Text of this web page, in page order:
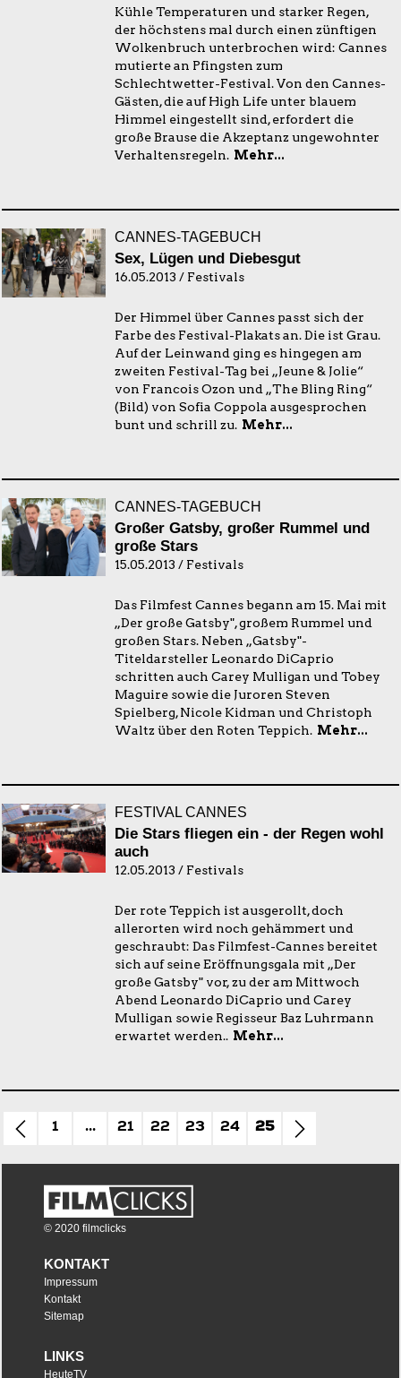
Kühle Temperaturen und starker Regen,
der höchstens mal durch einen zünftigen
Wolkenbruch unterbrochen wird: Cannes
mutierte an Pfingsten zum
Schlechtwetter-Festival. Von den Cannes-
Gästen, die auf High Life unter blauem
Himmel eingestellt sind, erfordert die
große Brause die Akzeptanz ungewohnter
Verhaltensregeln. Mehr...
CANNES-TAGEBUCH
Sex, Lügen und Diebesgut
16.05.2013 / Festivals
Der Himmel über Cannes passt sich der
Farbe des Festival-Plakats an. Die ist Grau.
Auf der Leinwand ging es hingegen am
zweiten Festival-Tag bei „Jeune & Jolie“
von Francois Ozon und „The Bling Ring“
(Bild) von Sofia Coppola ausgesprochen
bunt und schrill zu. Mehr...
CANNES-TAGEBUCH
Großer Gatsby, großer Rummel und
große Stars
15.05.2013 / Festivals
Das Filmfest Cannes begann am 15. Mai mit
„Der große Gatsby", großem Rummel und
großen Stars. Neben „Gatsby"-
Titeldarsteller Leonardo DiCaprio
schritten auch Carey Mulligan und Tobey
Maguire sowie die Juroren Steven
Spielberg, Nicole Kidman und Christoph
Waltz über den Roten Teppich. Mehr...
FESTIVAL CANNES
Die Stars fliegen ein - der Regen wohl
auch
12.05.2013 / Festivals
Der rote Teppich ist ausgerollt, doch
allerorten wird noch gehämmert und
geschraubt: Das Filmfest-Cannes bereitet
sich auf seine Eröffnungsgala mit „Der
große Gatsby" vor, zu der am Mittwoch
Abend Leonardo DiCaprio und Carey
Mulligan sowie Regisseur Baz Luhrmann
erwartet werden.. Mehr...
1 ... 21 22 23 24 25
© 2020 filmclicks
KONTAKT
Impressum
Kontakt
Sitemap
LINKS
HeuteTV